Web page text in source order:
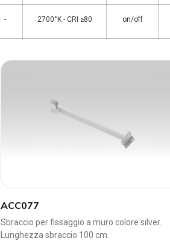
- 2700°K - CRI ≥80 on/off
ACC077
Sbraccio per fissaggio a muro colore silver.
Lunghezza sbraccio 100 cm.